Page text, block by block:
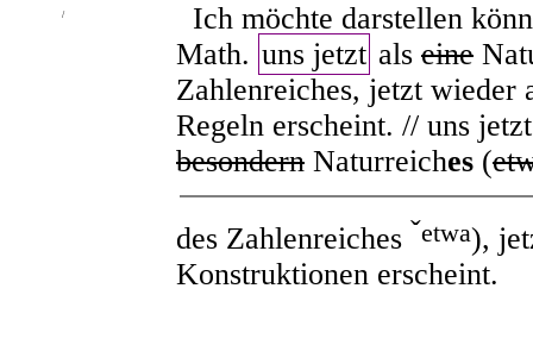
/
Ich möchte darstellen
Math. uns jetzt als eine
Zahlenreiches, jetzt wieder
Regeln erscheint. // uns
besondern Naturreiches (
des Zahlenreiches ˇetwa),
Konstruktionen erscheint.